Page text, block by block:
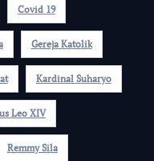
Covid 19
Gereja Katolik
Kardinal Suharyo
Leo XIV
Remmy Sila